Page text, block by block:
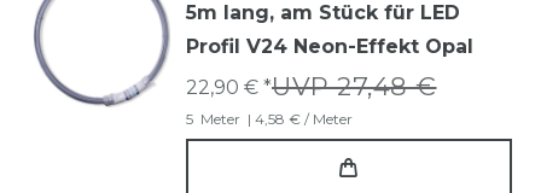
5m lang, am Stück für LED
Profil V24 Neon-Effekt Opal
UVP 27,48 €
22,90 € *
5 Meter | 4,58 € / Meter